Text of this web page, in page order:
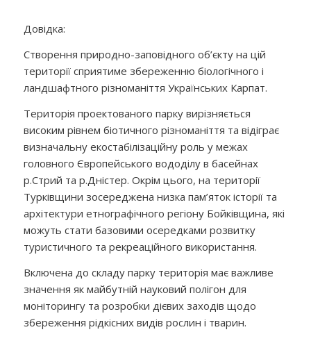
Довідка:
Створення природно-заповідного об’єкту на цій
території сприятиме збереженню біологічного і
ландшафтного різноманіття Українських Карпат.
Територія проектованого парку вирізняється
високим рівнем біотичного різноманіття та відіграє
визначальну екостабілізаційну роль у межах
головного Європейського вододілу в басейнах
р.Стрий та р.Дністер. Окрім цього, на території
Турківщини зосереджена низка пам’яток історії та
архітектури етнографічного регіону Бойківщина, які
можуть стати базовими осередками розвитку
туристичного та рекреаційного використання.
Включена до складу парку територія має важливе
значення як майбутній науковий полігон для
моніторингу та розробки дієвих заходів щодо
збереження рідкісних видів рослин і тварин.